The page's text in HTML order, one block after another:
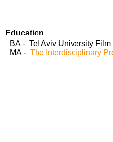
Education
BA - Tel Aviv University
MA - The Interdisciplinary